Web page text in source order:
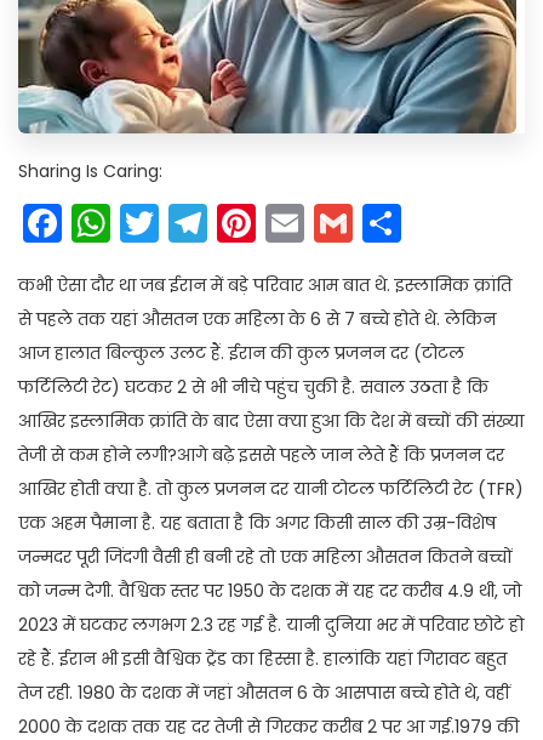
Sharing Is Caring:
Facebook
WhatsApp
Twitter
Telegram
Pinterest
EmailGmail
कभी ऐसा दौर था जब ईरान में बड़े परिवार आम बात थे. इस्लामिक क्रांति
से पहले तक यहां औसतन एक महिला के 6 से 7 बच्चे होते थे. लेकिन
आज हालात बिल्कुल उलट हैं. ईरान की कुल प्रजनन दर (टोटल
फर्टिलिटी रेट) घटकर 2 से भी नीचे पहुंच चुकी है. सवाल उठता है कि
आखिर इस्लामिक क्रांति के बाद ऐसा क्या हुआ कि देश में बच्चों की संख्या
तेजी से कम होने लगी?आगे बढ़े इससे पहले जान लेते हैं कि प्रजनन दर
आखिर होती क्या है. तो कुल प्रजनन दर यानी टोटल फर्टिलिटी रेट (TFR)
एक अहम पैमाना है. यह बताता है कि अगर किसी साल की उम्र-विशेष
जन्मदर पूरी जिंदगी वैसी ही बनी रहे तो एक महिला औसतन कितने बच्चों
को जन्म देगी. वैश्विक स्तर पर 1950 के दशक में यह दर करीब 4.9 थी, जो
2023 में घटकर लगभग 2.3 रह गई है. यानी दुनिया भर में परिवार छोटे हो
रहे हैं. ईरान भी इसी वैश्विक ट्रेंड का हिस्सा है. हालांकि यहां गिरावट बहुत
तेज रही. 1980 के दशक में जहां औसतन 6 के आसपास बच्चे होते थे, वहीं
2000 के दशक तक यह दर तेजी से गिरकर करीब 2 पर आ गई.1979 की